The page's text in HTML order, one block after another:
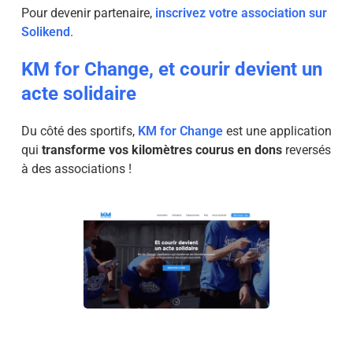
Pour devenir partenaire, inscrivez votre association sur
Solikend.
KM for Change, et courir devient un
acte solidaire
Du côté des sportifs, KM for Changeest une application
qui transforme vos kilomètres courus en donsreversés
à des associations !